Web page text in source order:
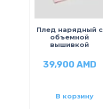
Плед нарядный с
объемной
вышивкой
39,900AMD
В корзину